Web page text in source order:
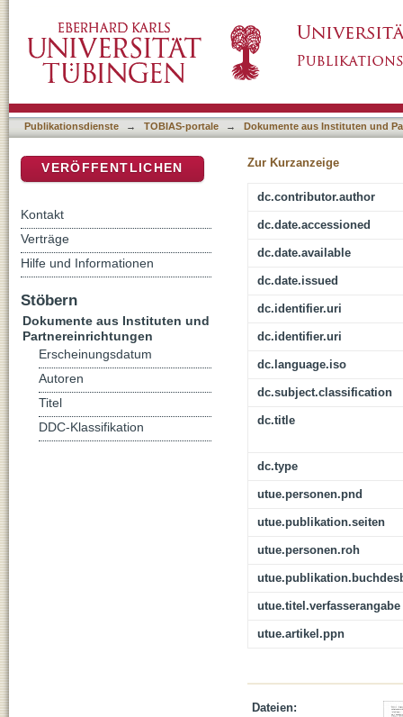
Publikationsdienste → TOBIAS-portale → Dokumente aus Instituten und
Zur Kurzanzeige
dc.contributor.author
dc.date.accessioned
dc.date.available
dc.date.issued
dc.identifier.uri
dc.identifier.uri
dc.language.iso
dc.subject.classification
dc.title
dc.type
utue.personen.pnd
utue.publikation.seiten
utue.personen.roh
utue.titel.verfasserangabe
utue.artikel.ppn
Dateien:
VERÖFFENTLICHEN
Kontakt
Verträge
Hilfe und Informationen
Stöbern
Dokumente aus Instituten und
Partnereinrichtungen
Erscheinungsdatum
Autoren
Titel
DDC-Klassifikation